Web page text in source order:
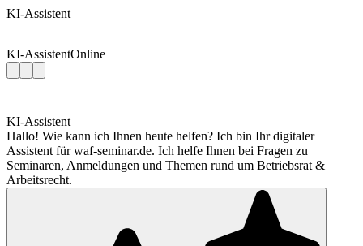
KI-Assistent
KI-AssistentOnline
KI-Assistent
Hallo! Wie kann ich Ihnen heute helfen? Ich bin Ihr digitaler
Assistent für waf-seminar.de. Ich helfe Ihnen bei Fragen zu
Seminaren, Anmeldungen und Themen rund um Betriebsrat &
Arbeitsrecht.